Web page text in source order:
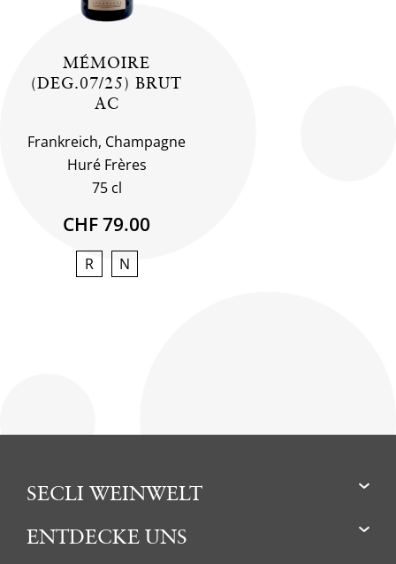
MÉMOIRE
(DEG.07/25) BRUT
AC
Frankreich, Champagne
Huré Frères
75 cl
CHF 79.00
R N
SECLI WEINWELT
ENTDECKE UNS